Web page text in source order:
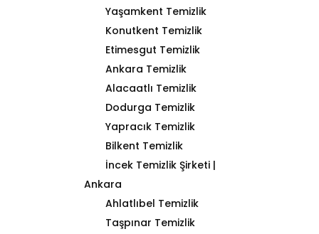
Yaşamkent Temizlik
Konutkent Temizlik
Etimesgut Temizlik
Ankara Temizlik
Alacaatlı Temizlik
Dodurga Temizlik
Yapracık Temizlik
Bilkent Temizlik
İncek Temizlik Şirketi |
Ankara
Ahlatlıbel Temizlik
Taşpınar Temizlik